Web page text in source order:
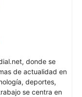
donde se
de actualidad en
deportes,
se centra en